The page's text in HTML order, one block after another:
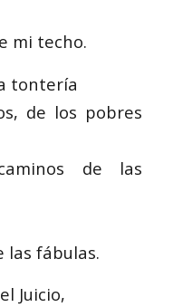
mi techo.
tontería
de los pobres
de las
las fábulas.
Juicio,